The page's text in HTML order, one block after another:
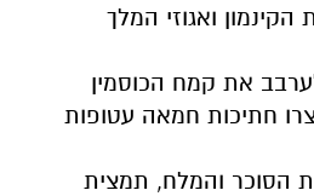
ואגוזי המלך
את קמח הכוסמין
חתיכות חמאה עטופות
הסוכר והמלח, תמצית